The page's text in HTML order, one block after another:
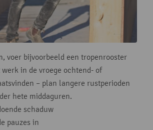
voer bijvoorbeeld een tropenrooster
in de vroege ochtend- of
– plan langere rustperioden
hete middaguren.
schaduw
pauzes in